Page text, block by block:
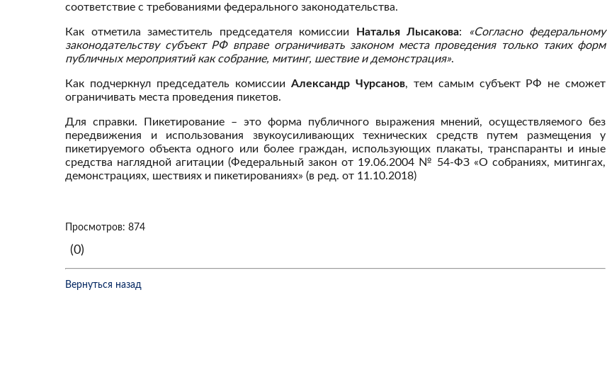
соответствие с требованиями федерального законодательства.
Как отметила заместитель председателя комиссии Наталья Лысакова:
«Согласно федеральному
законодательству субъект РФ вправе ограничивать законом места проведения только таких форм
публичных мероприятий как собрание, митинг, шествие и демонстрация».
Как подчеркнул председатель комиссии Александр Чурсанов, тем самым субъект РФ не сможет
ограничивать места проведения пикетов.
Для справки. Пикетирование – это форма публичного выражения мнений, осуществляемого без
передвижения и использования звукоусиливающих технических средств путем размещения у
пикетируемого объекта одного или более граждан, использующих плакаты, транспаранты и иные
средства наглядной агитации (Федеральный закон от 19.06.2004 № 54-ФЗ «О собраниях, митингах,
демонстрациях, шествиях и пикетированиях» (в ред. от 11.10.2018)
Просмотров: 874
(0)
Вернуться назад